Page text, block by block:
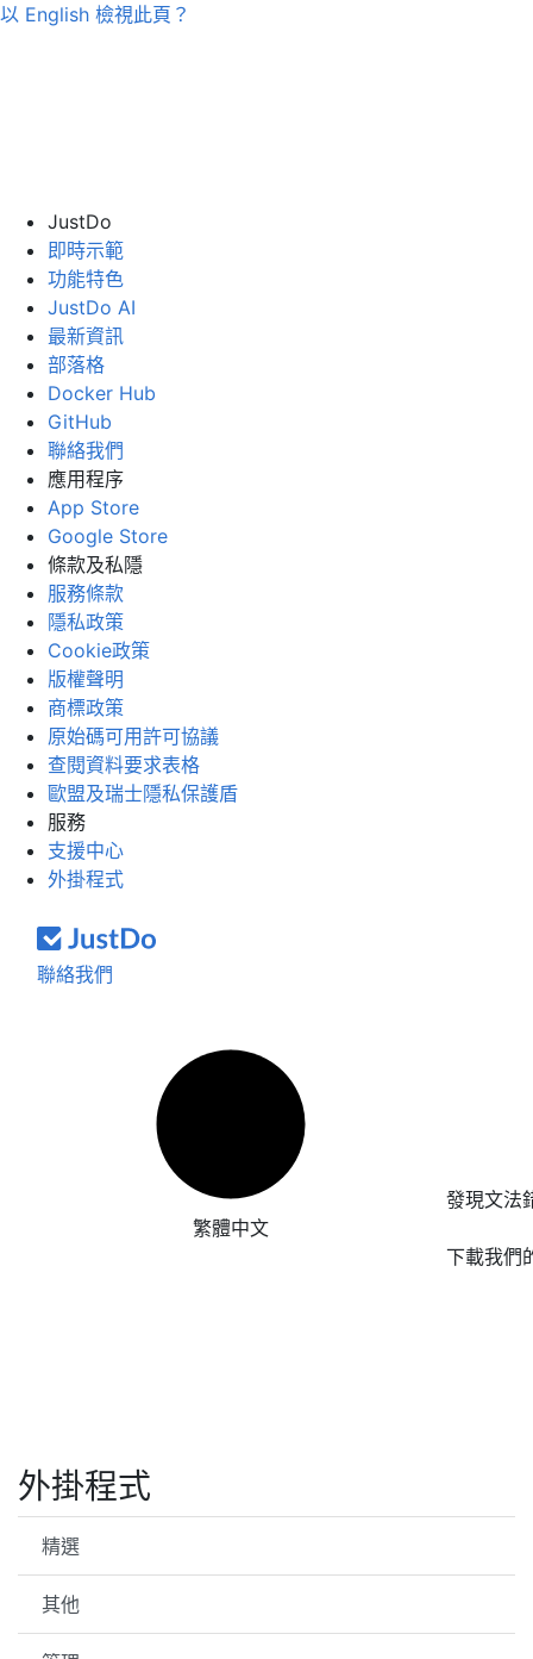
以 English 檢視此頁？
JustDo
即時示範
功能特色
JustDo AI
最新資訊
部落格
Docker Hub
GitHub
聯絡我們
應用程序
App Store
Google Store
條款及私隱
服務條款
隱私政策
Cookie政策
版權聲明
商標政策
原始碼可用許可協議
查閱資料要求表格
歐盟及瑞士隱私保護盾
服務
支援中心
外掛程式
聯絡我們
繁體中文
發現文法
下載我們
外掛程式
精選
其他